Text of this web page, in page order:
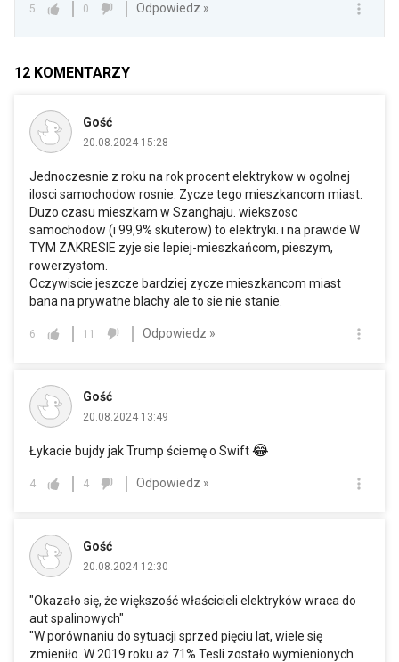
5 0 Odpowiedz »
12 KOMENTARZY
Gość
20.08.2024 15:28
Jednoczesnie z roku na rok procent elektrykow w ogolnej
ilosci samochodow rosnie. Zycze tego mieszkancom miast.
Duzo czasu mieszkam w Szanghaju. wiekszosc
samochodow (i 99,9% skuterow) to elektryki. i na prawde W
TYM ZAKRESIE zyje sie lepiej-mieszkańcom, pieszym,
rowerzystom.
Oczywiscie jeszcze bardziej zycze mieszkancom miast
bana na prywatne blachy ale to sie nie stanie.
6 11 Odpowiedz »
Gość
20.08.2024 13:49
Łykacie bujdy jak Trump ściemę o Swift😂
4 4 Odpowiedz »
Gość
20.08.2024 12:30
"Okazało się, że większość właścicieli elektryków wraca do
aut spalinowych"
"W porównaniu do sytuacji sprzed pięciu lat, wiele się
zmieniło. W 2019 roku aż 71% Tesli zostało wymienionych